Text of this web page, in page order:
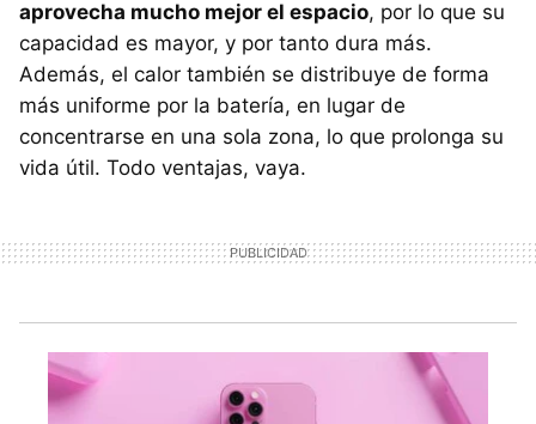
aprovecha mucho mejor el espacio, por lo que su
capacidad es mayor, y por tanto dura más.
Además, el calor también se distribuye de forma
más uniforme por la batería, en lugar de
concentrarse en una sola zona, lo que prolonga su
vida útil. Todo ventajas, vaya.